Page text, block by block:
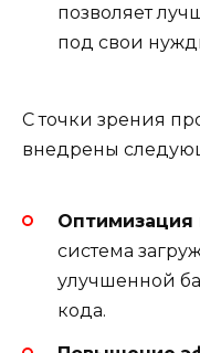
позволяет
под свои
С точки зрения
внедрены
Оптимизация
система
улучшенной
кода.